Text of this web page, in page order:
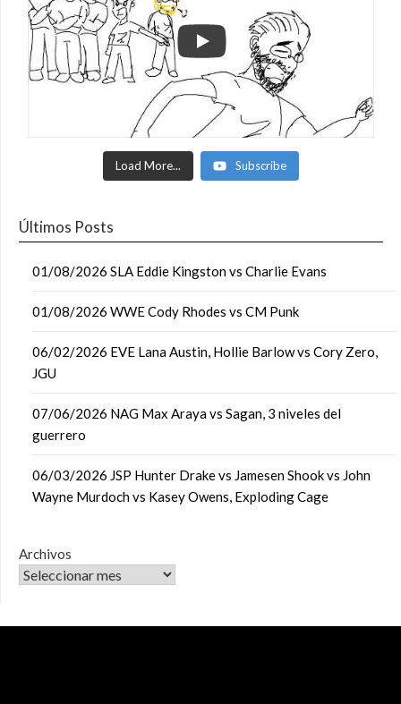
Load More... Subscribe
Últimos Posts
01/08/2026 SLA Eddie Kingston vs Charlie Evans
01/08/2026 WWE Cody Rhodes vs CM Punk
06/02/2026 EVE Lana Austin, Hollie Barlow vs Cory Zero,
JGU
07/06/2026 NAG Max Araya vs Sagan, 3 niveles del
guerrero
06/03/2026 JSP Hunter Drake vs Jamesen Shook vs John
Wayne Murdoch vs Kasey Owens, Exploding Cage
Archivos